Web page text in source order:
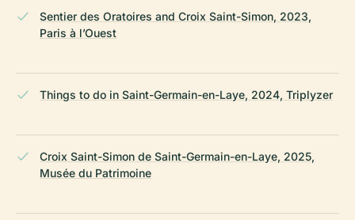
Sentier des Oratoires and Croix Saint-Simon, 2023,
Paris à l’Ouest
Things to do in Saint-Germain-en-Laye, 2024, Triplyzer
Croix Saint-Simon de Saint-Germain-en-Laye, 2025,
Musée du Patrimoine